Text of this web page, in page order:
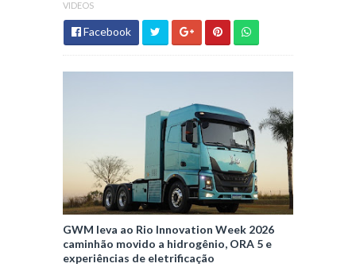
VIDEOS
Facebook
GWM leva ao Rio Innovation Week 2026
caminhão movido a hidrogênio, ORA 5 e
experiências de eletrificação